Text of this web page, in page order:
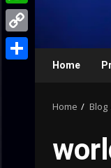
Home
Home Blog
WhatsApp
Copy